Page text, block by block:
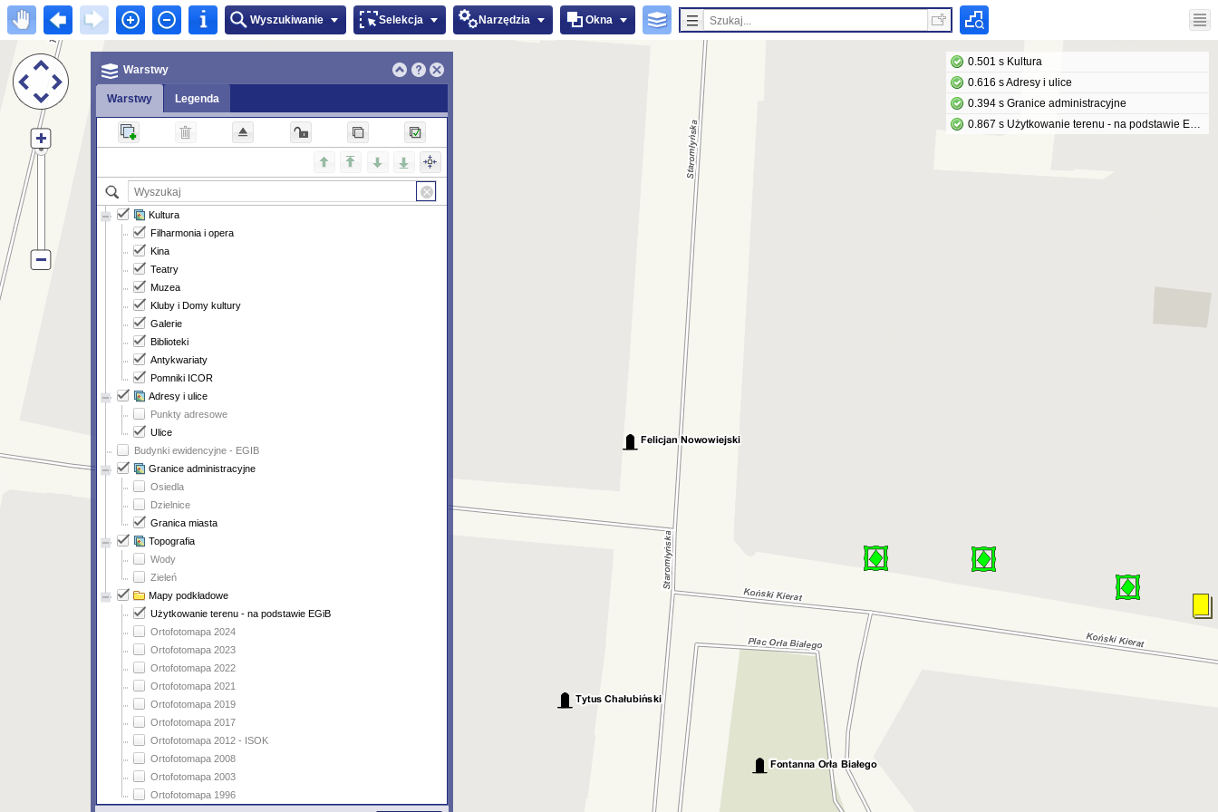
Wyszukiwanie Selekcja Narzędzia Okna
0.501 s Kultura
0.616 s Adresy i ulice
0.394 s Granice administracyjne
0.867 s Użytkowanie terenu - na podstawie EGiB
Warstwy
Warstwy Legenda
Kultura
Filharmonia i opera
Kina
Teatry
Muzea
Kluby i Domy kultury
Galerie
Biblioteki
Antykwariaty
Pomniki ICOR
Adresy i ulice
Punkty adresowe
Ulice
Budynki ewidencyjne - EGIB
Granice administracyjne
Osiedla
Dzielnice
Granica miasta
Topografia
Wody
Zieleń
Mapy podkładowe
Użytkowanie terenu - na podstawie EGiB
Ortofotomapa 2024
Ortofotomapa 2023
Ortofotomapa 2022
Ortofotomapa 2021
Ortofotomapa 2019
Ortofotomapa 2017
Ortofotomapa 2012 - ISOK
Ortofotomapa 2008
Ortofotomapa 2003
Ortofotomapa 1996